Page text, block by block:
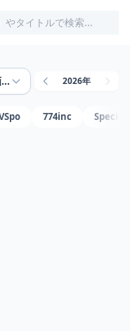
と 2026年
774inc